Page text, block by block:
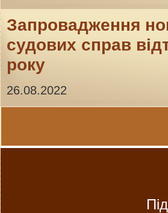
Запровадження
судових справ
року
26.08.2022